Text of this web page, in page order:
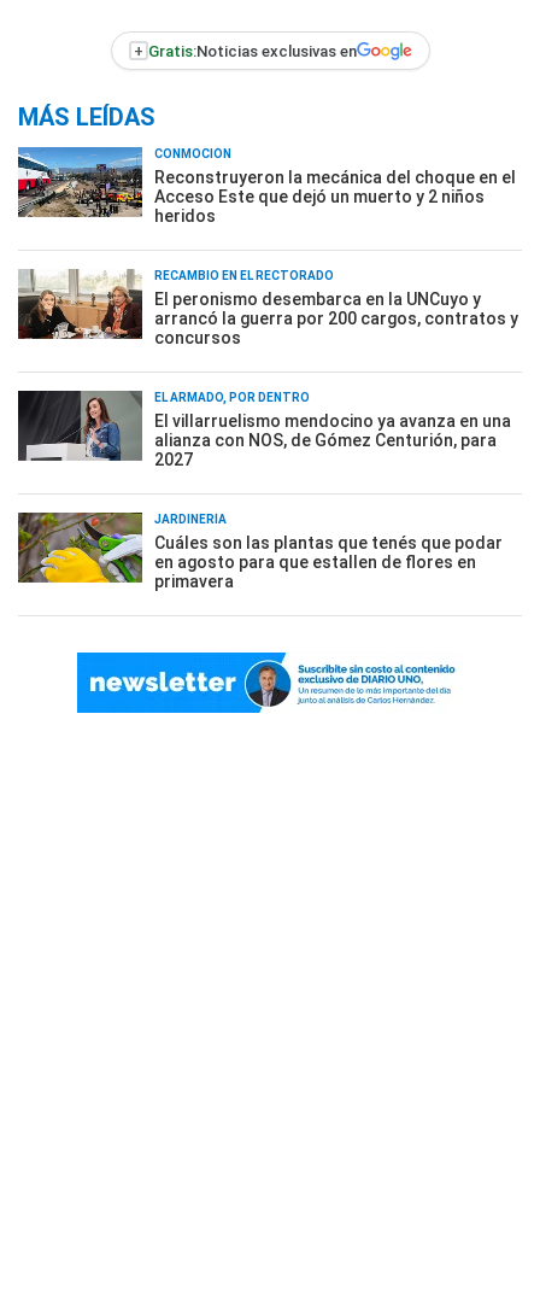
+ Gratis:Noticias exclusivas en
MÁS LEÍDAS
CONMOCIÓN
Reconstruyeron la mecánica del choque en el
Acceso Este que dejó un muerto y 2 niños
heridos
RECAMBIO EN EL RECTORADO
El peronismo desembarca en la UNCuyo y
arrancó la guerra por 200 cargos, contratos y
concursos
EL ARMADO, POR DENTRO
El villarruelismo mendocino ya avanza en una
alianza con NOS, de Gómez Centurión, para
2027
JARDINERÍA
Cuáles son las plantas que tenés que podar
en agosto para que estallen de flores en
primavera